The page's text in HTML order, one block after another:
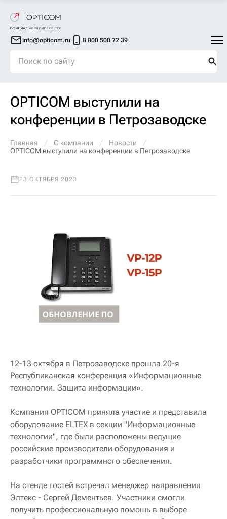
info@opticom.ru 8 800 500 72 39
OPTICOM выступили на
конференции в Петрозаводске
Главная О компании
Новости
OPTICOM выступили на конференции в Петрозаводске
23 ОКТЯБРЯ 2023
12-13 октября в Петрозаводске прошла 20-я
Республиканская конференция «Информационные
технологии. Защита информации».
Компания OPTICOM приняла участие и представила
оборудование ELTEX в секции "Информационные
технологии", где были расположены ведущие
российские производители оборудования и
разработчики программного обеспечения.
На стенде гостей встречал менеджер направления
Элтекс - Сергей Дементьев. Участники смогли
получить профессиональную помощь в выборе